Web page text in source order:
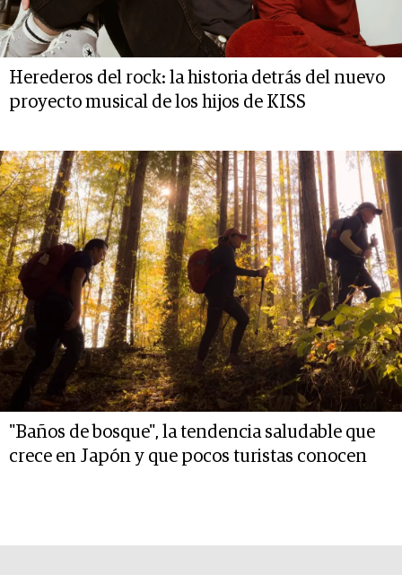
Herederos del rock: la historia detrás del nuevo
proyecto musical de los hijos de KISS
"Baños de bosque", la tendencia saludable que
crece en Japón y que pocos turistas conocen